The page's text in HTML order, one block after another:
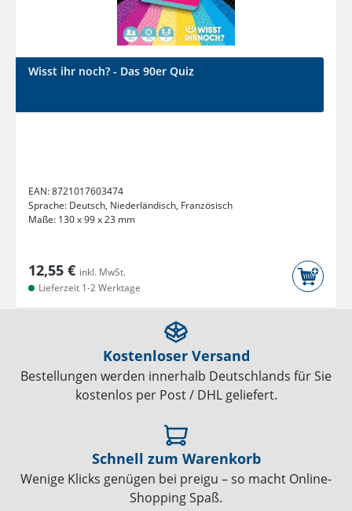
Wisst ihr noch? - Das 90er Quiz
EAN:8721017603474
Sprache: Deutsch, Niederländisch, Französisch
Maße: 130 x 99 x 23 mm
12,55 € inkl. MwSt.
Lieferzeit 1-2 Werktage
Kostenloser Versand
Bestellungen werden innerhalb Deutschlands für Sie
kostenlos per Post / DHL geliefert.
Schnell zum Warenkorb
Wenige Klicks genügen bei preigu – so macht Online-
Shopping Spaß.